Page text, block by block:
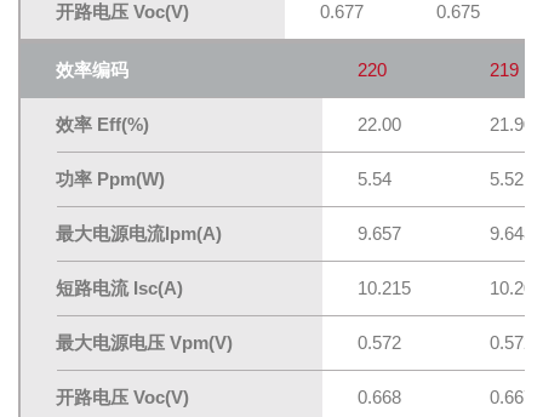
开路电压 Voc(V) 0.677 0.675
效率编码 220 219
效率 Eff(%) 22.00 21.90
功率 Ppm(W) 5.54 5.52
最大电源电流lpm(A) 9.657 9.648
短路电流 Isc(A) 10.215 10.202
最大电源电压 Vpm(V) 0.572 0.572
开路电压 Voc(V) 0.668 0.667